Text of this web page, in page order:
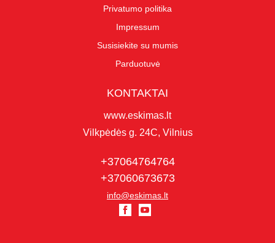
Privatumo politika
Impressum
Susisiekite su mumis
Parduotuvė
KONTAKTAI
www.eskimas.lt
Vilkpėdės g. 24C, Vilnius
+37064764764
+37060673673
info@eskimas.lt